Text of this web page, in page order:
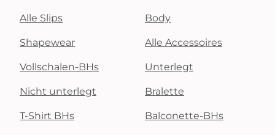
Alle Slips Body
Shapewear Alle Accessoires
Vollschalen-BHs Unterlegt
Nicht unterlegt Bralette
T-Shirt BHs Balconette-BHs